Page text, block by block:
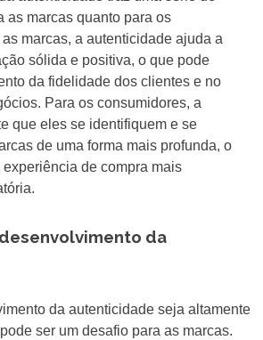
as marcas quanto para os
marcas, a autenticidade ajuda a
sólida e positiva, o que pode
da fidelidade dos clientes e no
Para os consumidores, a
que eles se identifiquem e se
de uma forma mais profunda, o
de compra mais
da
da autenticidade seja altamente
ser um desafio para as marcas.